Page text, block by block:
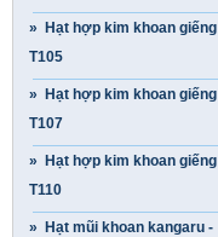
» Hạt hợp kim khoan giếng
T105
» Hạt hợp kim khoan giếng
T107
» Hạt hợp kim khoan giếng
T110
» Hạt mũi khoan kangaru -